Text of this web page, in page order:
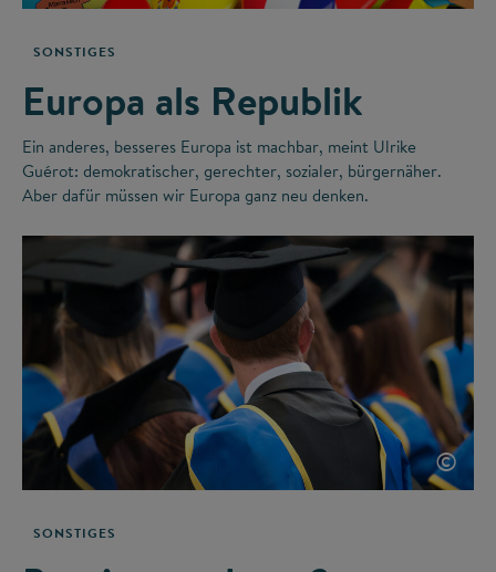
SONSTIGES
Europa als Republik
Ein anderes, besseres Europa ist machbar, meint Ulrike
Guérot: demokratischer, gerechter, sozialer, bürgernäher.
Aber dafür müssen wir Europa ganz neu denken.
©
SONSTIGES